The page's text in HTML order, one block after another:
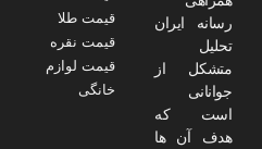
رسانه ایران
تحلیل
متشکل از
جوانانی
است که
هدف آن ها
قیمت طلا
قیمت نقره
قیمت لوازم
خانگی